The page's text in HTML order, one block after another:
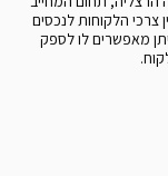
הלקוחות לנכסים
מאפשרים לו לספק